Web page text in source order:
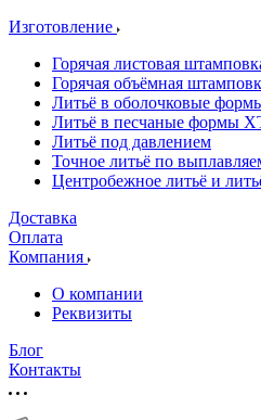
Изготовление
Горячая листовая
Горячая объёмная
Литьё в оболочковые
Литьё в песчаные формы
Литьё под давлением
Точное литьё по
Центробежное литьё и
Доставка
Оплата
Компания
О компании
Реквизиты
Блог
Контакты